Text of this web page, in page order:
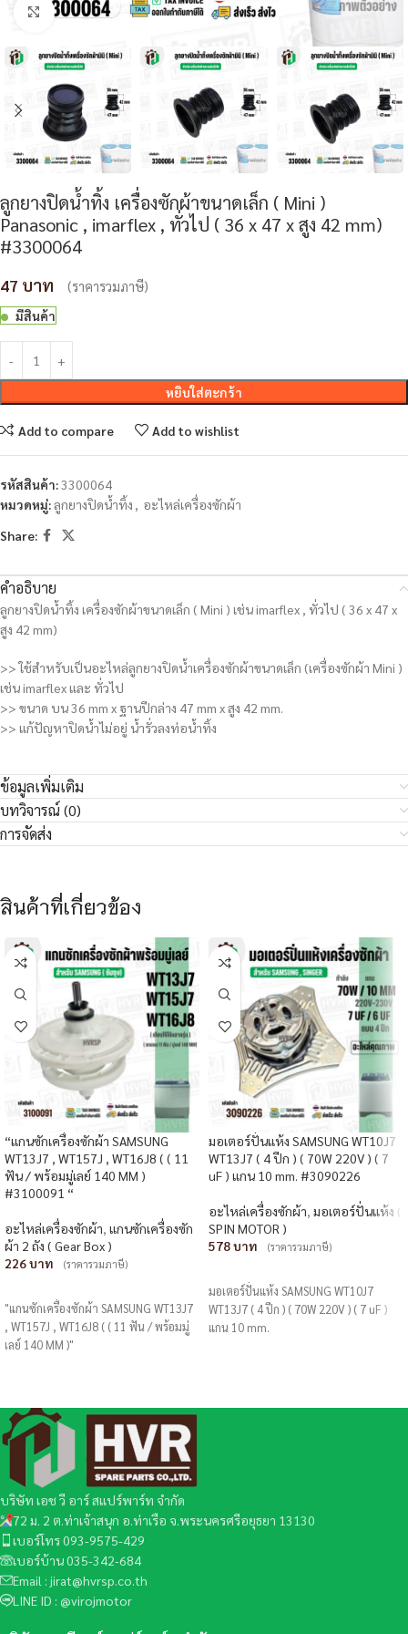
Click to enlarge
ลูกยางปิดน้ำทิ้ง เครื่องซักผ้าขนาดเล็ก ( Mini )
Panasonic , imarflex , ทั่วไป ( 36 x 47 x สูง 42 mm)
#3300064
47 (ราคารวมภาษี)
มีสินค้า
หยิบใส่ตะกร้า
Add to compare Add to wishlist
รหัสสินค้า:3300064
หมวดหมู่:ลูกยางปิดน้ำทิ้ง , อะไหล่เครื่องซักผ้า
Share:
คำอธิบาย
ลูกยางปิดน้ำทิ้ง เครื่องซักผ้าขนาดเล็ก ( Mini ) เช่น imarflex , ทั่วไป ( 36 x 47 x
สูง 42 mm)
>> ใช้สำหรับเป็นอะไหล่ลูกยางปิดน้ำเครื่องซักผ้าขนาดเล็ก (เครื่องซักผ้า Mini )
เช่น imarflex และ ทั่วไป
>> ขนาด บน 36 mm x ฐานปีกล่าง 47 mm x สูง 42 mm.
>> แก้ปัญหาปิดน้ำไม่อยู่ น้ำรั่วลงท่อน้ำทิ้ง
ข้อมูลเพิ่มเติม
บทวิจารณ์ (0)
การจัดส่ง
สินค้าที่เกี่ยวข้อง
“แกนซักเครื่องซักผ้า SAMSUNG
WT13J7 , WT157J , WT16J8 ( ( 11
ฟัน / พร้อมมู่เลย์ 140 MM )
#3100091 “
อะไหล่เครื่องซักผ้า, แกนซักเครื่องซัก
ผ้า 2 ถัง ( Gear Box )
226
(ราคารวมภาษี)
"แกนซักเครื่องซักผ้า SAMSUNG WT13J7
, WT157J , WT16J8 ( ( 11 ฟัน / พร้อมมู่
เลย์ 140 MM )"
มอเตอร์ปั่นแห้ง SAMSUNG WT10J7
WT13J7 ( 4 ปีก ) ( 70W 220V ) ( 7
uF ) แกน 10 mm. #3090226
อะไหล่เครื่องซักผ้า, มอเตอร์ปั่นแห้ง (
SPIN MOTOR )
578
(ราคารวมภาษี)
มอเตอร์ปั่นแห้ง SAMSUNG WT10J7
WT13J7 ( 4 ปีก ) ( 70W 220V ) ( 7 uF )
แกน 10 mm.
บริษัท เอช วี อาร์ สแปร์พาร์ท จำกัด
72 ม. 2 ต.ท่าเจ้าสนุก อ.ท่าเรือ จ.พระนครศรีอยุธยา 13130
เบอร์โทร 093-9575-429
เบอร์บ้าน 035-342-684
Email : jirat@hvrsp.co.th
LINE ID : @virojmotor